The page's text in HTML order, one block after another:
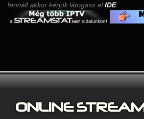
fennáll akkor kérjük látogass elIDE.
ONLINE STREAM